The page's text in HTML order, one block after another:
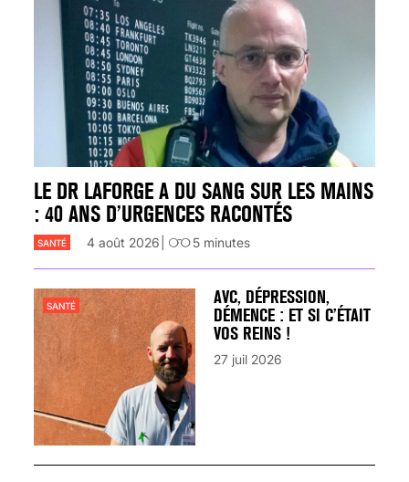
LE DR LAFORGE A DU SANG SUR LES MAINS
: 40 ANS D’URGENCES RACONTÉS
SANTÉ 4 août 2026 5 minutes
AVC, DÉPRESSION,
DÉMENCE : ET SI C’ÉTAIT
VOS REINS !
SANTÉ
27 juil 2026